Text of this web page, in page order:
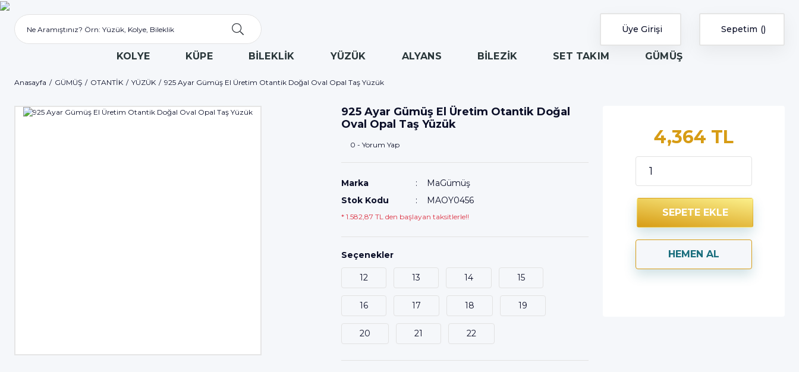
Üye Girişi Sepetim
KOLYE KÜPE BİLEKLİK YÜZÜK ALYANS BİLEZİK SET TAKIM GÜMÜŞ
Anasayfa GÜMÜŞ OTANTİK YÜZÜK 925 Ayar Gümüş El Üretim Otantik Doğal Oval Opal Taş Yüzük
925 Ayar Gümüş El Üretim Otantik Doğal
Oval Opal Taş Yüzük
0 - Yorum Yap
Marka
MaGümüş
Stok Kodu
MAOY0456
* 1.582,87 TL den başlayan taksitlerle!!
Seçenekler
12 13 14 15
16 17 18 19
20 21 22
4,364 TL
SEPETE EKLE
HEMEN AL